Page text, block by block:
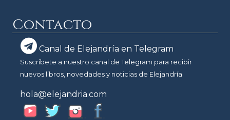
Contacto
Canal de Elejandría en Telegram
Suscríbete a nuestro canal de Telegram para recibir
nuevos libros, novedades y noticias de Elejandría
hola@elejandria.com